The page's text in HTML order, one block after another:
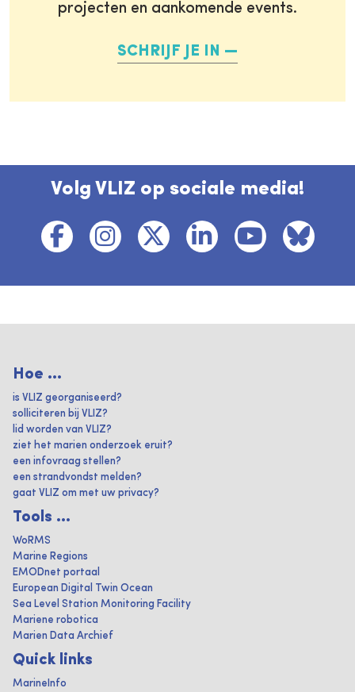
projecten en aankomende events.
SCHRIJF JE IN
Volg VLIZ op sociale media!
Hoe ...
is VLIZ georganiseerd?
solliciteren bij VLIZ?
lid worden van VLIZ?
ziet het marien onderzoek eruit?
een infovraag stellen?
een strandvondst melden?
gaat VLIZ om met uw privacy?
Tools ...
WoRMS
Marine Regions
EMODnet portaal
European Digital Twin Ocean
Sea Level Station Monitoring Facility
Mariene robotica
Marien Data Archief
Quick links
MarineInfo